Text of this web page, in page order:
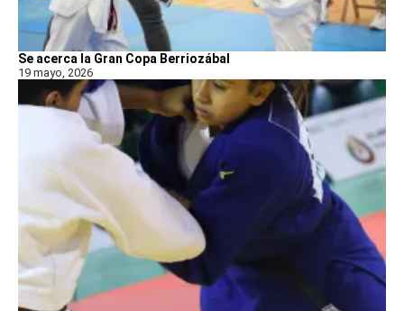
Se acerca la Gran Copa Berriozábal
19 mayo, 2026